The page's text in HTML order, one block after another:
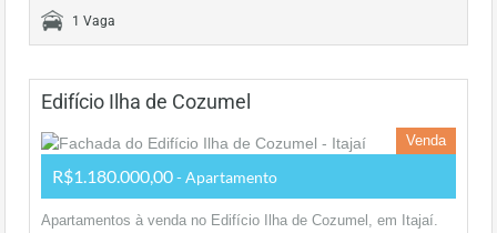
1 Vaga
Edifício Ilha de Cozumel
Venda
R$1.180.000,00- Apartamento
Apartamentos à venda no Edifício Ilha de Cozumel, em Itajaí.